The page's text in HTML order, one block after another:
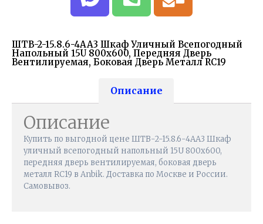
ШТВ-2-15.8.6-4АА3 Шкаф Уличный Всепогодный
Напольный 15U 800х600, Передняя Дверь
Вентилируемая, Боковая Дверь Металл RC19
Описание
Описание
Купить по выгодной цене ШТВ-2-15.8.6-4АА3 Шкаф
уличный всепогодный напольный 15U 800х600,
передняя дверь вентилируемая, боковая дверь
металл RC19 в Anbik. Доставка по Москве и России.
Самовывоз.